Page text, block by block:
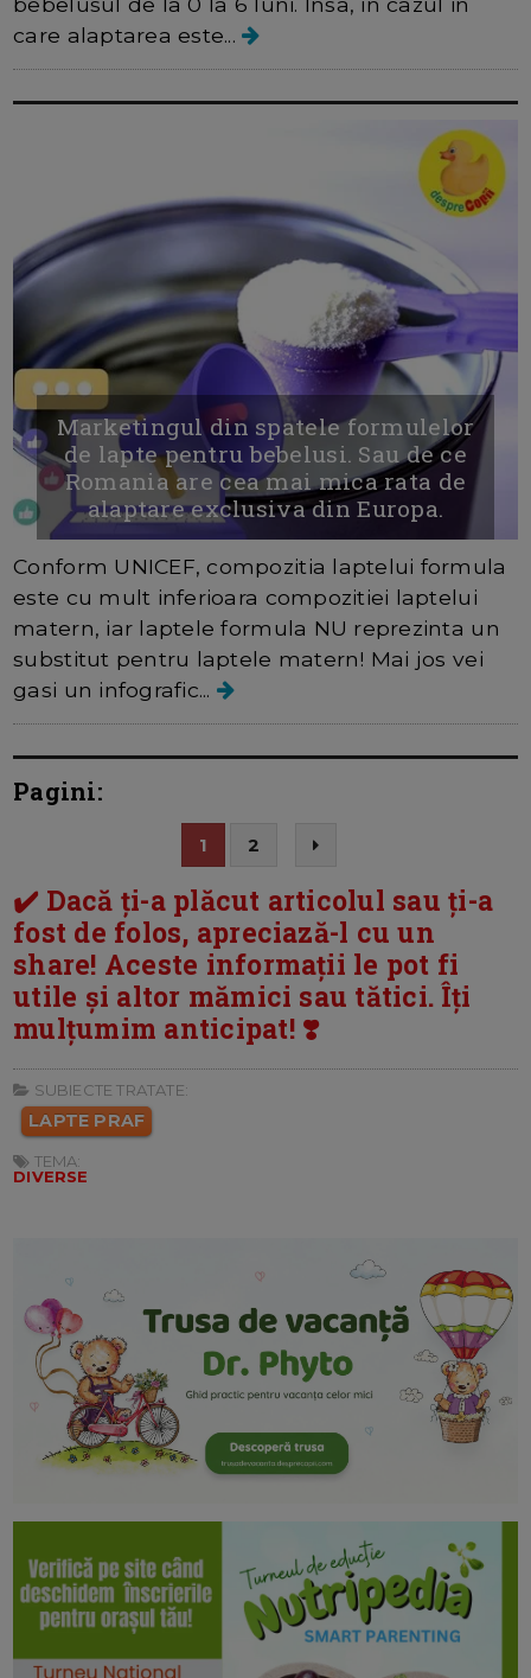
care alaptarea este...
Marketingul din spatele formulelor
de lapte pentru bebelusi. Sau de ce
Romania are cea mai mica rata de
alaptare exclusiva din Europa.
Conform UNICEF, compozitia laptelui formula
este cu mult inferioara compozitiei laptelui
matern, iar laptele formula NU reprezinta un
substitut pentru laptele matern! Mai jos vei
gasi un infografic...
Pagini:
1 2
✔️ Dacă ți-a plăcut articolul sau ți-a
fost de folos, apreciază-l cu un
share! Aceste informații le pot fi
utile și altor mămici sau tătici. Îți
mulțumim anticipat! ❣️
SUBIECTE TRATATE:
LAPTE PRAF
TEMA:
DIVERSE